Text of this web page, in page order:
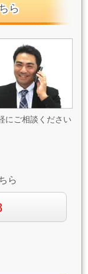
ら
にご相談ください
ら